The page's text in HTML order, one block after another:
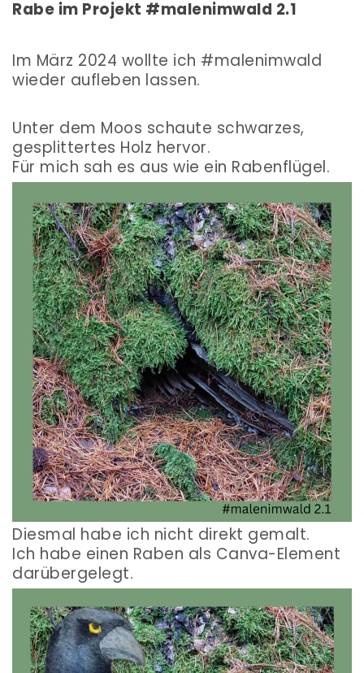
Rabe im Projekt #malenimwald 2.1
Im März 2024 wollte ich #malenimwald
wieder aufleben lassen.
Unter dem Moos schaute schwarzes,
gesplittertes Holz hervor.
Für mich sah es aus wie ein Rabenflügel.
Diesmal habe ich nicht direkt gemalt.
Ich habe einen Raben als Canva-Element
darübergelegt.